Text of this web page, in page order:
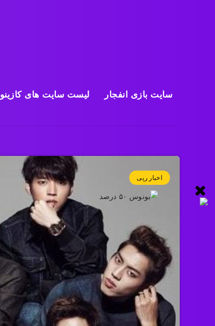
سایت بازی انفجار لیست سایت های کازینو
اخبار رپی